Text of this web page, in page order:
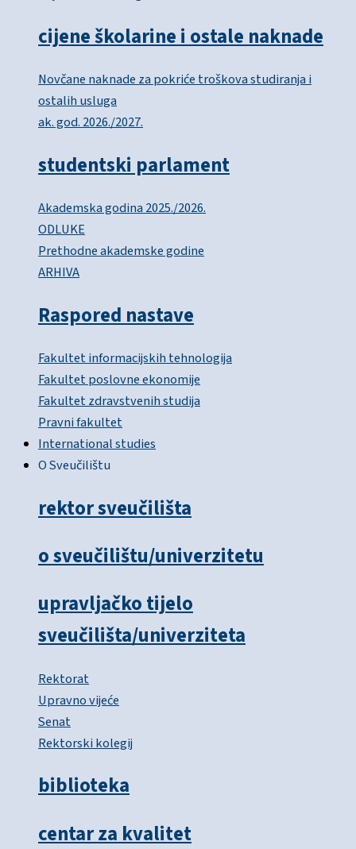
cijene školarine i ostale naknade
Novčane naknade za pokriće troškova studiranja i
ostalih usluga
ak. god. 2026./2027.
studentski parlament
Akademska godina 2025./2026.
ODLUKE
Prethodne akademske godine
ARHIVA
Raspored nastave
Fakultet informacijskih tehnologija
Fakultet poslovne ekonomije
Fakultet zdravstvenih studija
Pravni fakultet
International studies
O Sveučilištu
rektor sveučilišta
o sveučilištu/univerzitetu
upravljačko tijelo
sveučilišta/univerziteta
Rektorat
Upravno vijeće
Senat
Rektorski kolegij
biblioteka
centar za kvalitet